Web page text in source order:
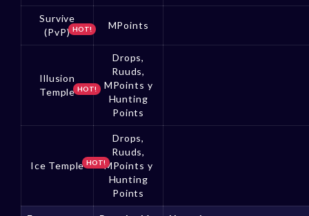
Survive
(PvP) HOT! MPoints
Illusion
Temple HOT!
Drops,
Ruuds,
MPoints y
Hunting
Points
Ice Temple HOT!
Drops,
Ruuds,
MPoints y
Hunting
Points